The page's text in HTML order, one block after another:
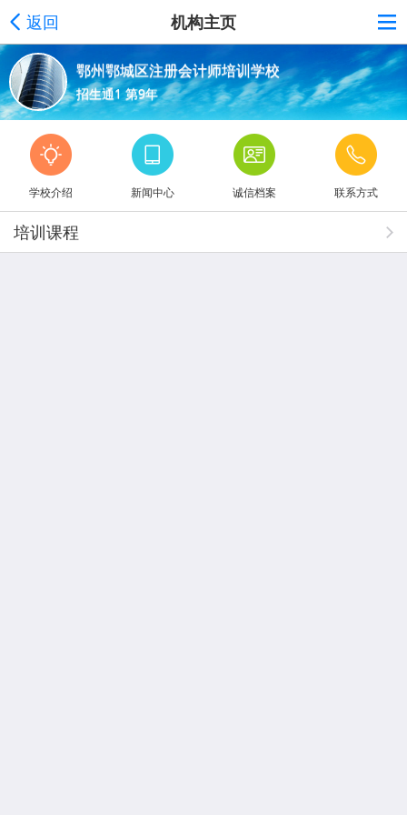
返回 机构主页
鄂州鄂城区注册会计师培训学校
招生通1 第9年
学校介绍 新闻中心 诚信档案 联系方式
培训课程